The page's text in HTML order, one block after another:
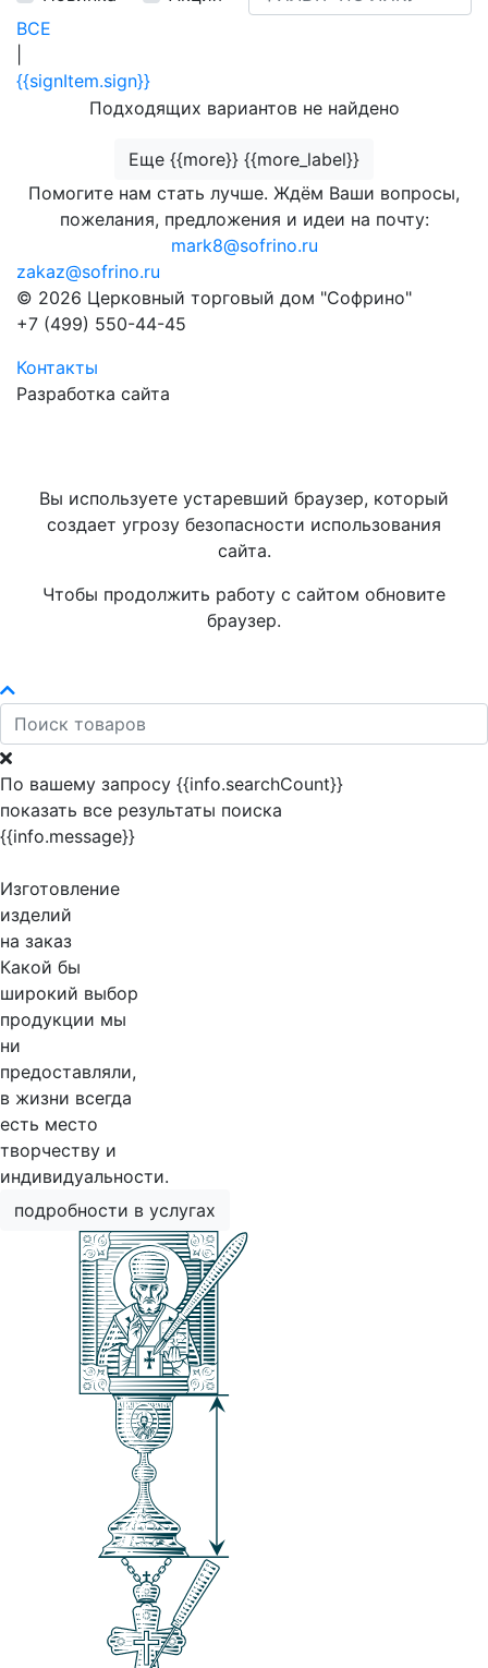
ВСЕ
{{signItem.sign}}
Подходящих вариантов не найдено
Еще {{more}} {{more_label}}
Помогите нам стать лучше. Ждём Ваши вопросы,
пожелания, предложения и идеи на почту:
mark8@sofrino.ru
zakaz@sofrino.ru
© 2026 Церковный торговый дом "Софрино"
+7 (499) 550-44-45
Контакты
Разработка сайта
Вы используете устаревший браузер, который
создает угрозу безопасности использования
сайта.
Чтобы продолжить работу с сайтом обновите
браузер.
По вашему запросу {{info.searchCount}}
показать все результаты поиска
{{info.message}}
Изготовление
изделий
на заказ
Какой бы
широкий выбор
продукции мы
ни
предоставляли,
в жизни всегда
есть место
творчеству и
индивидуальности.
подробности в услугах